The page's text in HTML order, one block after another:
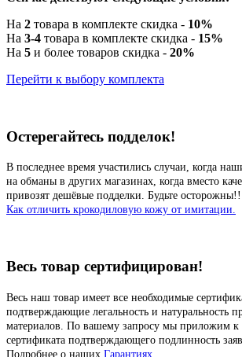
На 2 товара в комплекте скидка - 10%
На 3-4 товара в комплекте скидка - 15%
На 5 и более товаров скидка - 20%
Перейти к выбору комплекта
Остерегайтесь подделок!
В последнее время участились случаи, когда
на обманы в других магазинах, когда вместо
привозят дешёвые подделки. Будьте осторожны!!
Как отличить крокодиловую кожу от имитации.
Весь товар сертифицирован!
Весь наш товар имеет все необходимые
подтверждающие легальность и натуральность
материалов. По вашему запросу мы приложим к
сертификата подтверждающего подлинность
Подробнее о наших Гарантиях